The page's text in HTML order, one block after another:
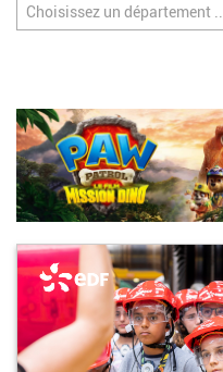
Choisissez un département ...